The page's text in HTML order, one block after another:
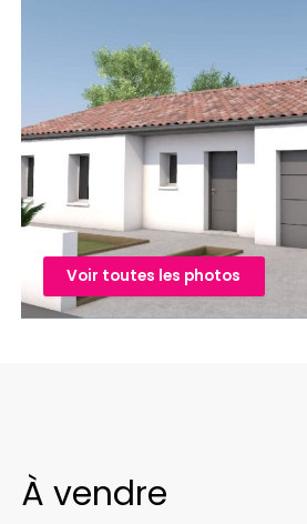
Voir toutes les photos
À vendre